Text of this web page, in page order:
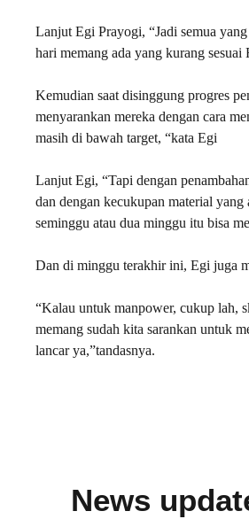
Lanjut Egi Prayogi, “Jadi semua
hari memang ada yang kurang
Kemudian saat disinggung progres
menyarankan mereka dengan cara
masih di bawah target, “kata Egi
Lanjut Egi, “Tapi dengan
dan dengan kecukupan material
seminggu atau dua minggu itu bisa
Dan di minggu terakhir ini, Egi juga
“Kalau untuk manpower, cukup lah,
memang sudah kita sarankan untuk
lancar ya,”tandasnya.
News